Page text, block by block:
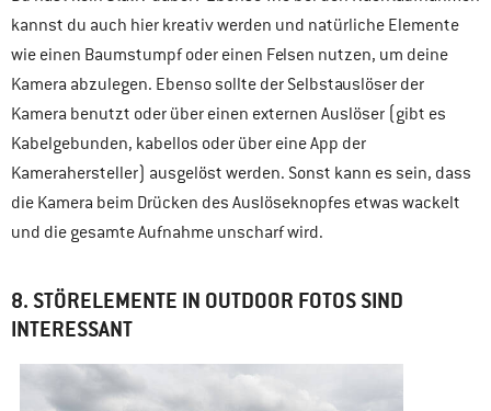
kannst du auch hier kreativ werden und natürliche Elemente
wie einen Baumstumpf oder einen Felsen nutzen, um deine
Kamera abzulegen. Ebenso sollte der Selbstauslöser der
Kamera benutzt oder über einen externen Auslöser (gibt es
Kabelgebunden, kabellos oder über eine App der
Kamerahersteller) ausgelöst werden. Sonst kann es sein, dass
die Kamera beim Drücken des Auslöseknopfes etwas wackelt
und die gesamte Aufnahme unscharf wird.
8. STÖRELEMENTE IN OUTDOOR FOTOS SIND
INTERESSANT